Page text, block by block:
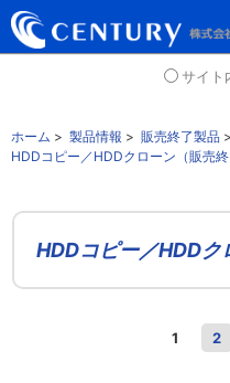
サイト
ホーム > 製品情報 > 販売終了製品 >
HDDコピー／HDDクローン（販売終
HDDコピー／HDDク
1 2